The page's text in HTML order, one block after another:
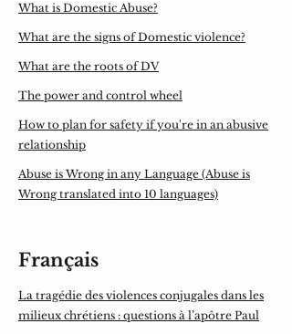
What is Domestic Abuse?
What are the signs of Domestic violence?
What are the roots of DV
The power and control wheel
How to plan for safety if you're in an abusive
relationship
Abuse is Wrong in any Language (Abuse is
Wrong translated into 10 languages)
Français
La tragédie des violences conjugales dans les
milieux chrétiens : questions à l’apôtre Paul